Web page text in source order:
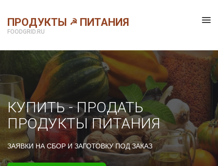
ПРОДУКТЫ ☭ ПИТАНИЯ
FOODGRID.RU
КУПИТЬ - ПРОДАТЬ
ПРОДУКТЫ ПИТАНИЯ
ЗАЯВКИ НА СБОР И ЗАГОТОВКУ ПОД ЗАКАЗ